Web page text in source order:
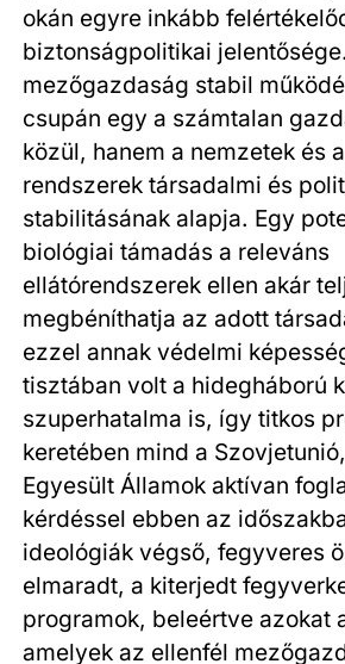
okán egyre inkább
biztonságpolitikai
mezőgazdaság stabil
csupán egy a számtalan
közül, hanem a nemzetek és
rendszerek társadalmi és
stabilitásának alapja. Egy
biológiai támadás a releváns
ellátórendszerek ellen akár
megbéníthatja az adott
ezzel annak védelmi
tisztában volt a hidegháború
szuperhatalma is, így titkos
keretében mind a
Egyesült Államok aktívan
kérdéssel ebben az
ideológiák végső, fegyveres
elmaradt, a kiterjedt
programok, beleértve azokat
amelyek az ellenfél